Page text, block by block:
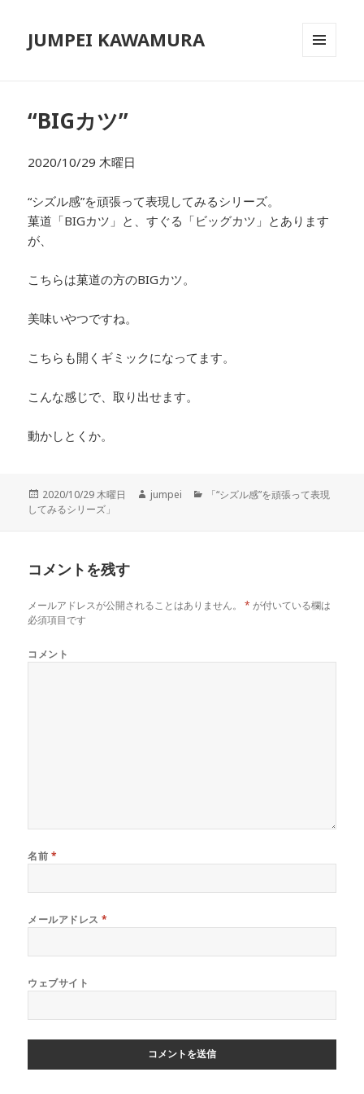
JUMPEI KAWAMURA
“BIGカツ”
2020/10/29 木曜日
“シズル感”を頑張って表現してみるシリーズ。
菓道「BIGカツ」と、すぐる「ビッグカツ」とあります
が、
こちらは菓道の方のBIGカツ。
美味いやつですね。
こちらも開くギミックになってます。
こんな感じで、取り出せます。
動かしとくか。
投
稿
2020/10/29 木曜日
作
jumpei
カ
「“シズル感”を頑張って表現
してみるシリーズ」
コメントを残す
メールアドレスが公開されることはありません。 * が付いている欄は
必須項目です
コメント
名前 *
メールアドレス*
ウェブサイト